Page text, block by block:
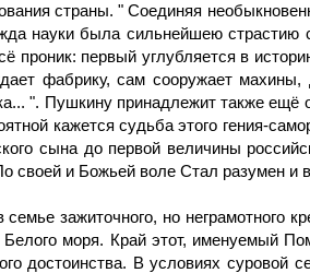
страны. " Соединяя
науки была сильнейшею страстию
проник: первый углубляется в
фабрику, сам сооружает
". Пуш­кину принадлежит также ещё
кажется судьба этого гения-
сына до первой величины
своей и Божьей воле Стал разумен и
зажиточного, но неграмотного
моря. Край этот, именуе­мый
достоинства. В условиях суровой